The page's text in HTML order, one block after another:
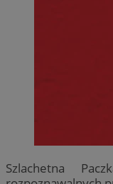
Szlachetna